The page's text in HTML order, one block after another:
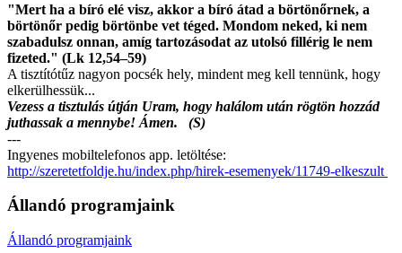
"Mert ha a bíró elé visz, akkor a bíró átad a börtönőrnek, a
börtönőr pedig börtönbe vet téged. Mondom neked, ki nem
szabadulsz onnan, amíg tartozásodat az utolsó fillérig le nem
fizeted." (Lk 12,54–59)
A tisztítótűz nagyon pocsék hely, mindent meg kell tennünk, hogy
elkerülhessük...
Vezess a tisztulás útján Uram, hogy halálom után rögtön hozzád
juthassak a mennybe! Ámen. (S)
---
Ingyenes mobiltelefonos app. letöltése:
http://szeretetfoldje.hu/index.php/hirek-esemenyek/11749-elkeszult
Állandó programjaink
Állandó programjaink